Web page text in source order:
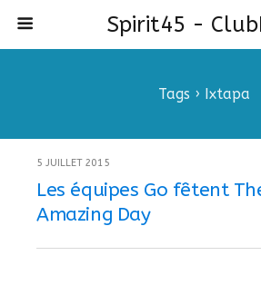
Spirit45 -
Tags › Ixtapa
5 JUILLET 2015
Les équipes Go fêtent
Amazing Day